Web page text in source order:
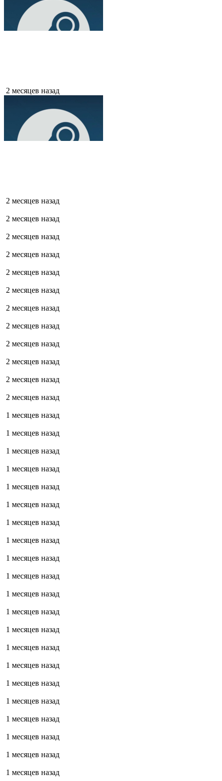
2 месяцев назад
2 месяцев назад
2 месяцев назад
2 месяцев назад
2 месяцев назад
2 месяцев назад
2 месяцев назад
2 месяцев назад
2 месяцев назад
2 месяцев назад
2 месяцев назад
2 месяцев назад
2 месяцев назад
1 месяцев назад
1 месяцев назад
1 месяцев назад
1 месяцев назад
1 месяцев назад
1 месяцев назад
1 месяцев назад
1 месяцев назад
1 месяцев назад
1 месяцев назад
1 месяцев назад
1 месяцев назад
1 месяцев назад
1 месяцев назад
1 месяцев назад
1 месяцев назад
1 месяцев назад
1 месяцев назад
1 месяцев назад
1 месяцев назад
1 месяцев назад